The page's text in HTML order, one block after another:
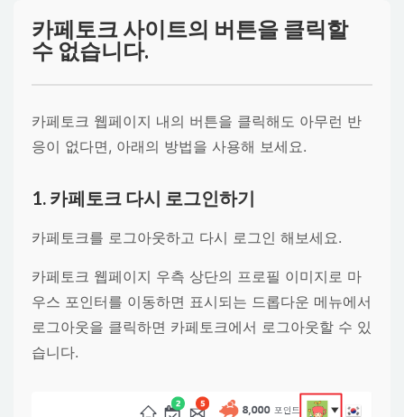
카페토크 사이트의 버튼을 클릭할
수 없습니다.
카페토크 웹페이지 내의 버튼을 클릭해도 아무런 반
응이 없다면, 아래의 방법을 사용해 보세요.
1. 카페토크 다시 로그인하기
카페토크를 로그아웃하고 다시 로그인 해보세요.
카페토크 웹페이지 우측 상단의 프로필 이미지로 마
우스 포인터를 이동하면 표시되는 드롭다운 메뉴에서
로그아웃을 클릭하면 카페토크에서 로그아웃할 수 있
습니다.